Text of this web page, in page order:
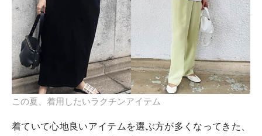
この夏、着用したいラクチンアイテム
着ていて心地良いアイテムを選ぶ方が多くなってきた、